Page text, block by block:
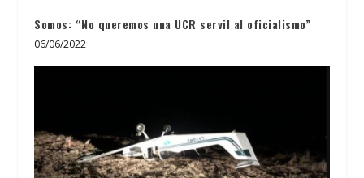
Somos: “No queremos una UCR servil al oficialismo”
06/06/2022